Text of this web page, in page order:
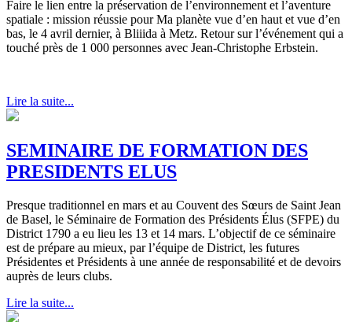
Faire le lien entre la préservation de l’environnement et l’aventure
spatiale : mission réussie pour Ma planète vue d’en haut et vue d’en
bas, le 4 avril dernier, à Bliiida à Metz. Retour sur l’événement qui a
touché près de 1 000 personnes avec Jean-Christophe Erbstein.
Lire la suite...
SEMINAIRE DE FORMATION DES
PRESIDENTS ELUS
Presque traditionnel en mars et au Couvent des Sœurs de Saint Jean
de Basel, le Séminaire de Formation des Présidents Élus (SFPE) du
District 1790 a eu lieu les 13 et 14 mars. L’objectif de ce séminaire
est de prépare au mieux, par l’équipe de District, les futures
Présidentes et Présidents à une année de responsabilité et de devoirs
auprès de leurs clubs.
Lire la suite...